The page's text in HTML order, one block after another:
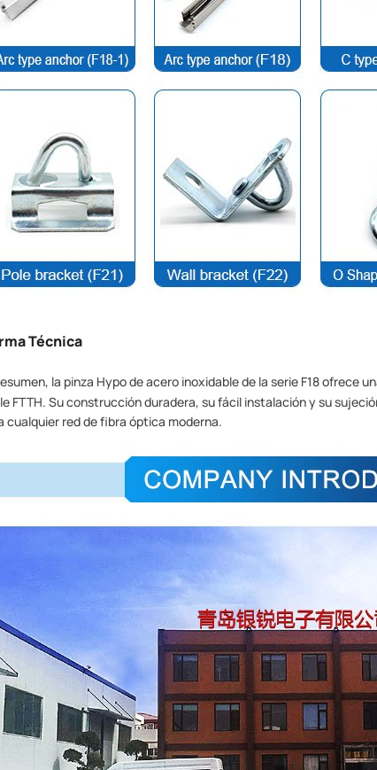
Técnica
la pinza Hypo de acero inoxidable de la serie F18 ofrece
FTTH. Su construcción duradera, su fácil instalación y su
cualquier red de fibra óptica moderna.